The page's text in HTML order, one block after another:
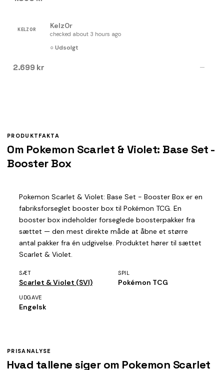
KELZ0R Kelz0r
checked about 3 hours ago
○ Udsolgt
2.699 kr —
PRODUKTFAKTA
Om Pokemon Scarlet & Violet: Base Set -
Booster Box
Pokemon Scarlet & Violet: Base Set - Booster Box er en
fabriksforseglet booster box til Pokémon TCG. En
booster box indeholder forseglede boosterpakker fra
sættet — den mest direkte måde at åbne et større
antal pakker fra én udgivelse. Produktet hører til sættet
Scarlet & Violet.
SÆT
Scarlet & Violet (SVI)
SPIL
Pokémon TCG
UDGAVE
Engelsk
PRISANALYSE
Hvad tallene siger om Pokemon Scarlet